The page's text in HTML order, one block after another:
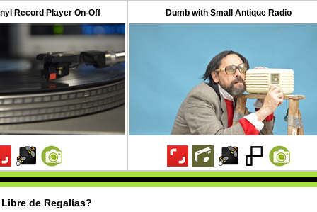
Record Player On-Off Dumb with Small Antique Radio
de Regalías?